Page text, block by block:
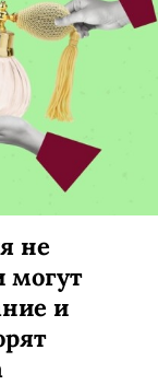
не
могут
и